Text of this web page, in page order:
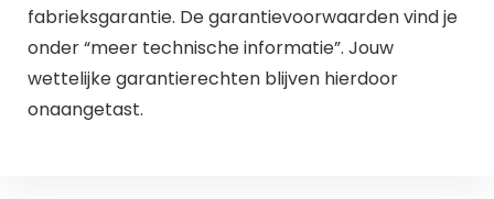
fabrieksgarantie. De garantievoorwaarden vind je
onder “meer technische informatie”. Jouw
wettelijke garantierechten blijven hierdoor
onaangetast.